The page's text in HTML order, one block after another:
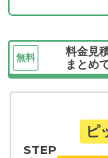
無料
料金見
まとめ
ピ
STEP